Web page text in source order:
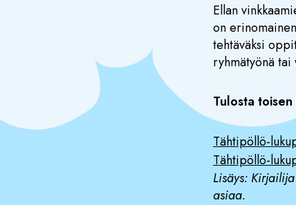
Ellan
on
tehtäväksi
ryhmätyönä tai
Tulosta
Tähtipöllö-
Tähtipöllö-
Lisäys:
asiaa.